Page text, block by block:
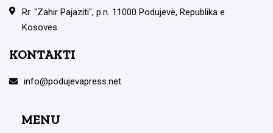
Rr. "Zahir Pajaziti", p.n. 11000 Podujevë, Republika e
Kosovës.
KONTAKTI
info@podujevapress.net
MENU